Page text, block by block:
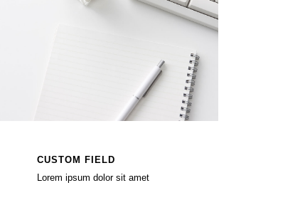
CUSTOM FIELD
Lorem ipsum dolor sit amet